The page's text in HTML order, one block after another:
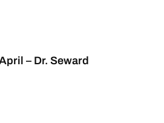
– Dr. Seward